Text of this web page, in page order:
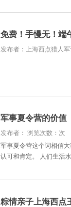
免费！手慢无！端
发布者：上海西点猎人
军事夏令营的价值
发布者： 浏览次数：次
军事夏令营这个词相信
认可和肯定。 人们生活
粽情亲子上海西点